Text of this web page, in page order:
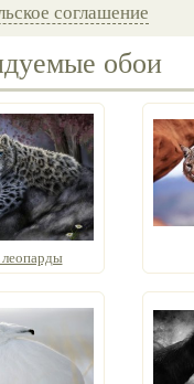
соглашение
обои